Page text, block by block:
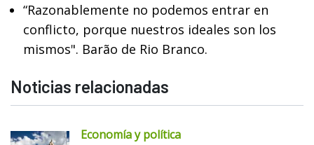
“Razonablemente no podemos entrar en
conflicto, porque nuestros ideales son los
mismos". Barão de Rio Branco.
Noticias relacionadas
Economía y política